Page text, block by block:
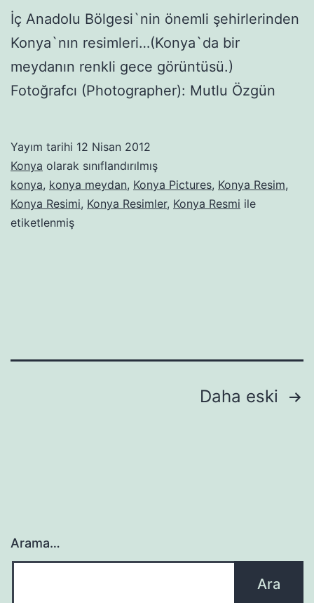
İç Anadolu Bölgesi`nin önemli şehirlerinden
Konya`nın resimleri…(Konya`da bir
meydanın renkli gece görüntüsü.)
Fotoğrafcı (Photographer): Mutlu Özgün
Yayım tarihi 12 Nisan 2012
Konya olarak sınıflandırılmış
konya, konya meydan, Konya Pictures, Konya Resim,
Konya Resimi, Konya Resimler, Konya Resmi ile
etiketlenmiş
Daha eski
Arama…